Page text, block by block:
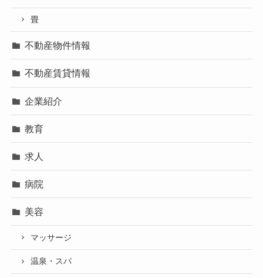
畳
不動産物件情報
不動産賃貸情報
企業紹介
教育
求人
病院
美容
マッサージ
温泉・スパ